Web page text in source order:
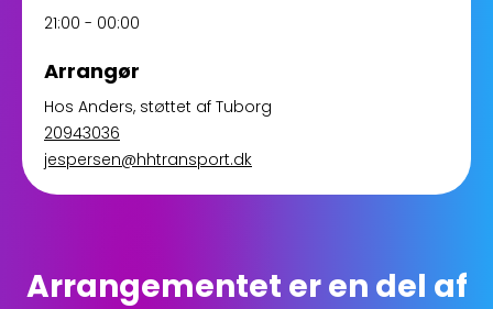
21:00 - 00:00
Arrangør
Hos Anders, støttet af Tuborg
20943036
jespersen@hhtransport.dk
Arrangementet er en del af